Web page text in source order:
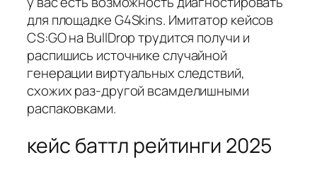
для площадке G4Skins. Имитатор кейсов
CS:GO на BullDrop трудится получи и
распишись источнике случайной
генерации виртуальных следствий,
схожих раз-другой всамделишными
распаковками.
кейс баттл рейтинги 2025